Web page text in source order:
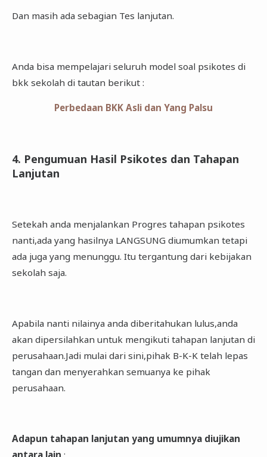
Dan masih ada sebagian Tes lanjutan.
Anda bisa mempelajari seluruh model soal psikotes di
bkk sekolah di tautan berikut :
Perbedaan BKK Asli dan Yang Palsu
4. Pengumuan Hasil Psikotes dan Tahapan
Lanjutan
Setekah anda menjalankan Progres tahapan psikotes
nanti,ada yang hasilnya LANGSUNG diumumkan tetapi
ada juga yang menunggu. Itu tergantung dari kebijakan
sekolah saja.
Apabila nanti nilainya anda diberitahukan lulus,anda
akan dipersilahkan untuk mengikuti tahapan lanjutan di
perusahaan.Jadi mulai dari sini,pihak B-K-K telah lepas
tangan dan menyerahkan semuanya ke pihak
perusahaan.
Adapun tahapan lanjutan yang umumnya diujikan
antara lain :